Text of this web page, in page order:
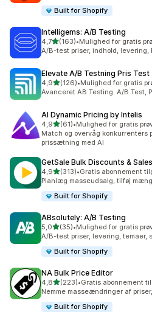
Built for Shopify
Intelligems: A/B Testing
4,7ud af 5 stjerner
(163)
163 anmeldelser i alt
•Mulighed for gratis
A/B-test priser, indhold, levering,
Elevate A/B Testning Pris Test
4,9ud af 5 stjerner
(126)
126 anmeldelser i alt
•Mulighed for gratis
Avanceret AB Testing. A/B Test,
AI Dynamic Pricing by Intelis
4,9ud af 5 stjerner
(61)
61 anmeldelser i alt
•Mulighed for gratis
Match og overvåg konkurrenters
prissætning med AI
GetSale Bulk Discounts & Sales
4,9ud af 5 stjerner
(313)
313 anmeldelser i alt
•Gratis abonnement
Planlæg masseudsalg, tilføj
Built for Shopify
ABsolutely: A/B Testing
5,0ud af 5 stjerner
(35)
35 anmeldelser i alt
•Mulighed for gratis
A/B-test priser, levering, temaer,
Built for Shopify
NA Bulk Price Editor
4,8ud af 5 stjerner
(223)
223 anmeldelser i alt
•Gratis abonnement
Nemme masseændringer af
Built for Shopify